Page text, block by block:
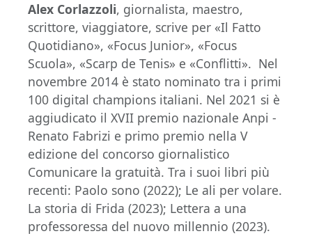
Alex Corlazzoli, giornalista, maestro,
scrittore, viaggiatore, scrive per «Il Fatto
Quotidiano», «Focus Junior», «Focus
Scuola», «Scarp de Tenis» e «Conflitti». Nel
novembre 2014 è stato nominato tra i primi
100 digital champions italiani. Nel 2021 si è
aggiudicato il XVII premio nazionale Anpi -
Renato Fabrizi e primo premio nella V
edizione del concorso giornalistico
Comunicare la gratuità. Tra i suoi libri più
recenti: Paolo sono (2022); Le ali per volare.
La storia di Frida (2023); Lettera a una
professoressa del nuovo millennio (2023).